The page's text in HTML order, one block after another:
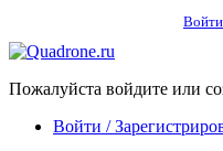
Войти
Пожалуйста войдите или
Войти /